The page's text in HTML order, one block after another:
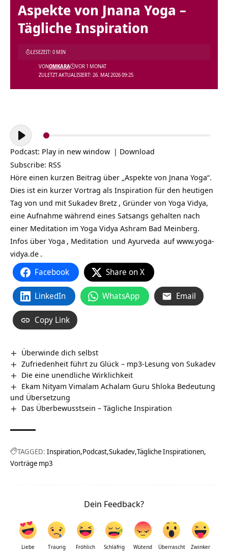
Aspekte von Jnana Yoga –
Tägliche Inspiration
ZULETZT AKTUALISIERT: 26. MAI 2026 09:25
VONOMKARA VOR 1 MONAT
LESEZEIT: 0 MIN
Audio-
Player
Podcast: Play in new window | Download
Subscribe: RSS
Höre einen kurzen Beitrag über „Aspekte von Jnana Yoga“.
Dies ist ein kurzer Vortrag als Inspiration für den heutigen
Tag von und mit Sukadev Bretz , Gründer von Yoga Vidya,
eine Aufnahme während eines Satsangs gehalten nach
einer Meditation im Yoga Vidya Ashram Bad Meinberg.
Infos über Yoga , Meditation und Ayurveda aufwww.yoga-
vidya.de .
Facebook Share on X
LinkedIn WhatsApp Email
Copy Link
Überwinde dich selbst
Zufriedenheit führt zu Glück – mp3-Lesung von Sukadev
Die eine unendliche Wirklichkeit
Ekam Nityam Vimalam Achalam Guru Shloka Bedeutung
und Übersetzung
Das Überbewusstsein – Tägliche Inspiration
TAGGED: Inspiration Podcast Sukadev Tägliche Inspirationen
Vorträge mp3
Dein Feedback?
Liebe Traurig Fröhlich Schläfrig Wütend Überrascht Zwinker